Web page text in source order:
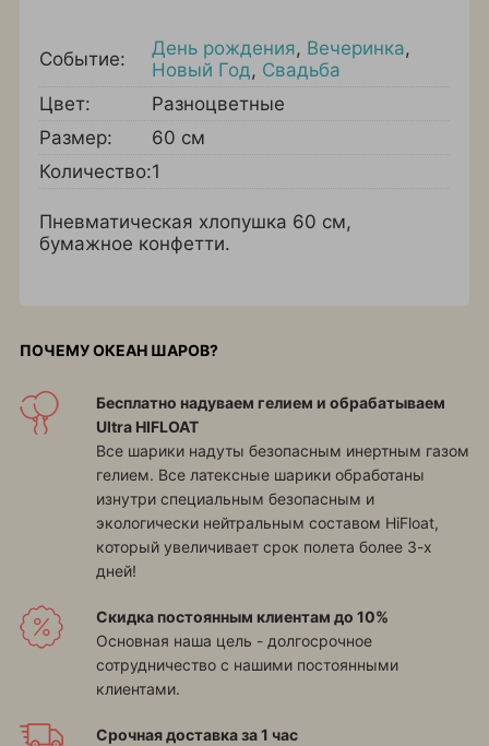
Событие: День рождения, Вечеринка,
Новый Год, Свадьба
Цвет:
Разноцветные
Размер:
60 см
Количество:1
Пневматическая хлопушка 60 см,
бумажное конфетти.
ПОЧЕМУ ОКЕАН ШАРОВ?
Бесплатно надуваем гелием и обрабатываем
Ultra HIFLOAT
Все шарики надуты безопасным инертным газом
гелием. Все латексные шарики обработаны
изнутри специальным безопасным и
экологически нейтральным составом HiFloat,
который увеличивает срок полета более 3-х
дней!
Скидка постоянным клиентам до 10%
Основная наша цель - долгосрочное
сотрудничество с нашими постоянными
клиентами.
Срочная доставка за 1 час